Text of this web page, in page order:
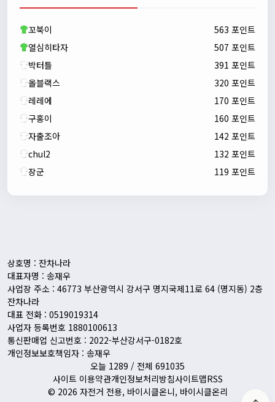
새해 복많이 받으세요!!
자출조아00:23:55
새해 복많이 받으세요!!
꼬북이
563 포인트
열심히타자
507 포인트
박터틀
391 포인트
올블랙스
320 포인트
레레에
170 포인트
구홍이
160 포인트
자출조아
142 포인트
chul2
132 포인트
장군
119 포인트
상호명 : 잔차나라
대표자명 : 송재우
사업장 주소 : 46773 부산광역시 강서구 명지국제11로 64 (명지동) 2층
잔차나라
대표 전화 : 0519019314
사업자 등록번호 1880100613
통신판매업 신고번호 : 2022-부산강서구-0182호
개인정보보호책임자 : 송재우
오늘 1289 / 전체 691035
사이트 이용약관개인정보처리방침사이트맵RSS
© 2026 자전거 전용, 바이시클온니, 바이시클온리